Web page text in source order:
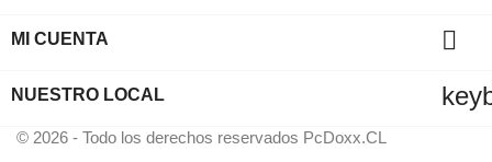
MI CUENTA 
NUESTRO LOCAL
© 2026 - Todo los derechos reservados PcDoxx.CL